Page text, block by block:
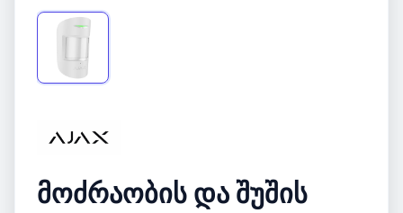
მოძრაობის და შუშის